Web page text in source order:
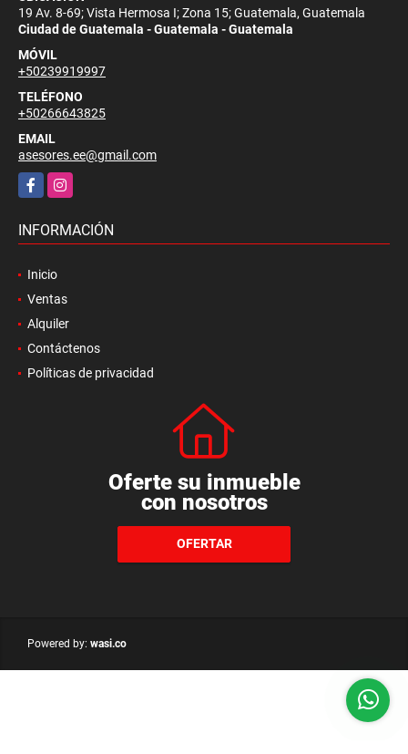
19 Av. 8-69; Vista Hermosa I; Zona 15; Guatemala, Guatemala
Ciudad de Guatemala - Guatemala - Guatemala
MÓVIL
+50239919997
TELÉFONO
+50266643825
EMAIL
asesores.ee@gmail.com
FacebookInstagram
INFORMACIÓN
Inicio
Ventas
Alquiler
Contáctenos
Políticas de privacidad
Oferte su inmueble
con nosotros
OFERTAR
Powered by: wasi.co